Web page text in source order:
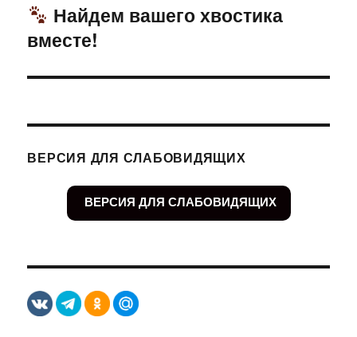
Следующая
запись:
Найдем вашего хвостика
вместе!
ВЕРСИЯ ДЛЯ СЛАБОВИДЯЩИХ
ВЕРСИЯ ДЛЯ СЛАБОВИДЯЩИХ